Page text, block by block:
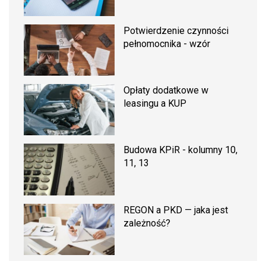
Potwierdzenie czynności
pełnomocnika - wzór
Opłaty dodatkowe w
leasingu a KUP
Budowa KPiR - kolumny 10,
11, 13
REGON a PKD — jaka jest
zależność?